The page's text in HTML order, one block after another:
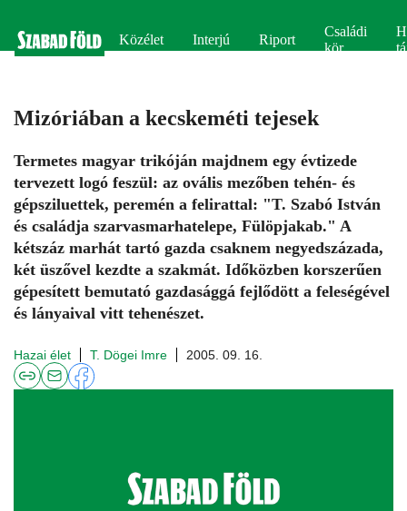
Közélet Interjú Riport
Családi
kör
Mizóriában a kecskeméti tejesek
Termetes magyar trikóján majdnem egy évtizede
tervezett logó feszül: az ovális mezőben tehén- és
gépsziluettek, peremén a felirattal: "T. Szabó István
és családja szarvasmarhatelepe, Fülöpjakab." A
kétszáz marhát tartó gazda csaknem negyedszázada,
két üszővel kezdte a szakmát. Időközben korszerűen
gépesített bemutató gazdasággá fejlődött a feleségével
és lányaival vitt tehenészet.
Hazai élet T. Dögei Imre 2005. 09. 16.